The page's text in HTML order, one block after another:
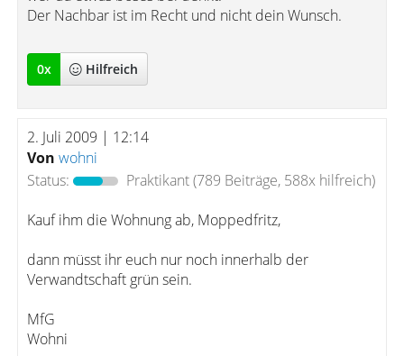
Der Nachbar ist im Recht und nicht dein Wunsch.
0x Hilfreich
2. Juli 2009 | 12:14
Von wohni
Status:
Praktikant(789 Beiträge, 588x hilfreich)
Kauf ihm die Wohnung ab, Moppedfritz,
dann müsst ihr euch nur noch innerhalb der
Verwandtschaft grün sein.
MfG
Wohni